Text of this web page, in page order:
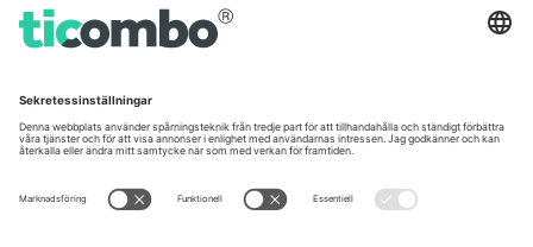
Kontor och support
Unter den Linden 24, 10117
Berlin, Germany
London, EC1V 1AW, United
Kingdom
United States
Switzerland